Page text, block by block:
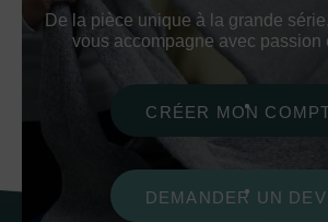
De la pièce unique à la grande
vous accompagne avec passion
CRÉER MON
DEMANDER UN